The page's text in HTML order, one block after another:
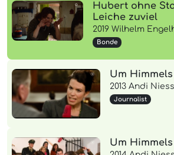
Hubert ohne
Leiche zuviel
2019 Wilhelm
Bonde
Um
2013 Andi
Journalist
Um